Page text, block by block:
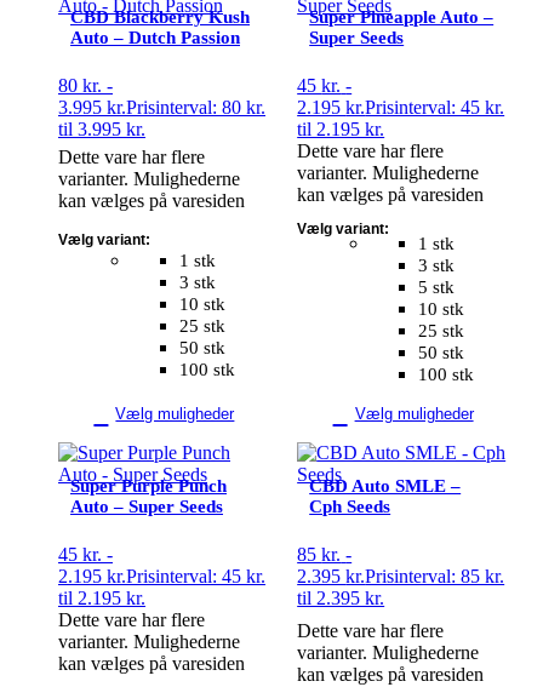
CBD Blackberry Kush
Auto – Dutch Passion
80 kr. -
3.995 kr.Prisinterval: 80 kr.
til 3.995 kr.
1 stk
3 stk
10 stk
25 stk
50 stk
100 stk
Vælg variant:
Vælg muligheder
Dette vare har flere
varianter. Mulighederne
kan vælges på varesiden
Super Pineapple Auto –
Super Seeds
45kr. -
2.195kr.Prisinterval: 45 kr.
til 2.195 kr.
1 stk
3 stk
5 stk
10 stk
25 stk
50 stk
100 stk
Vælg variant:
Vælg muligheder
Dette vare har flere
varianter. Mulighederne
kan vælges på varesiden
Super Purple Punch
Auto – Super Seeds
45 kr. -
2.195 kr.Prisinterval: 45 kr.
til 2.195 kr.
Dette vare har flere
varianter. Mulighederne
kan vælges på varesiden
CBD Auto SMLE –
Cph Seeds
85kr. -
2.395kr.Prisinterval: 85 kr.
til 2.395 kr.
Dette vare har flere
varianter. Mulighederne
kan vælges på varesiden